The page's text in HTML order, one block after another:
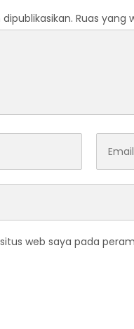
Ruas yang
web saya pada